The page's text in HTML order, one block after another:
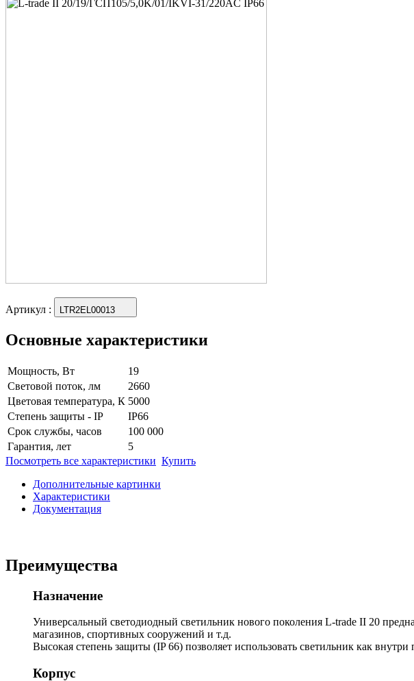
Артикул : LTR2EL00013
Основные характеристики
Мощность, Вт
19
Световой поток, лм
2660
Цветовая температура, К 5000
Степень защиты - IP
IP66
Срок службы, часов
100 000
Гарантия, лет
5
Посмотреть все характеристики Купить
Дополнительные картинки
Характеристики
Документация
Преимущества
Назначение
Универсальный светодиодный светильник нового поколения L-trade II 20
магазинов, спортивных сооружений и т.д.
Высокая степень защиты (IP 66) позволяет использовать светильник как
Корпус